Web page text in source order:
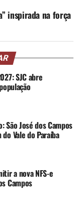
inspirada na força
SJC abre
São José dos Campos
Vale do Paraíba
a nova NFS-e
Campos